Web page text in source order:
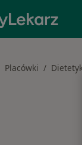
Placówki